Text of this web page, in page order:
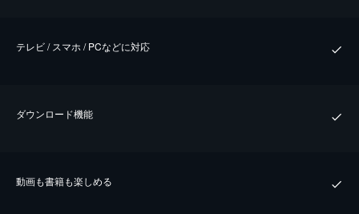
テレビ / スマホ / PCなどに対応
ダウンロード機能
動画も書籍も楽しめる